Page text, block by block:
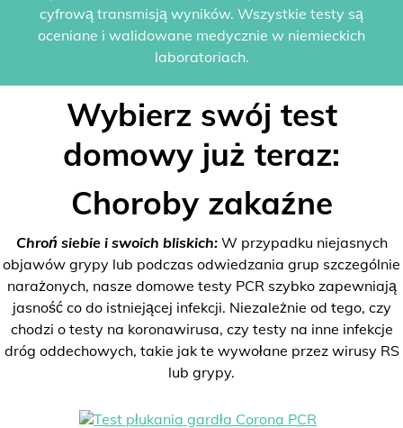
cyfrową transmisją wyników. Wszystkie testy są
oceniane i walidowane medycznie w niemieckich
laboratoriach.
Wybierz swój test
domowy już teraz:
Choroby zakaźne
Chroń siebie i swoich bliskich:W przypadku niejasnych
objawów grypy lub podczas odwiedzania grup szczególnie
narażonych, nasze domowe testy PCR szybko zapewniają
jasność co do istniejącej infekcji. Niezależnie od tego, czy
chodzi o testy na koronawirusa, czy testy na inne infekcje
dróg oddechowych, takie jak te wywołane przez wirusy RS
lub grypy.